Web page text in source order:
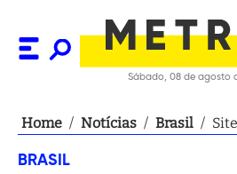
Sábado, 08 de agosto
Home / Notícias / Brasil /
BRASIL